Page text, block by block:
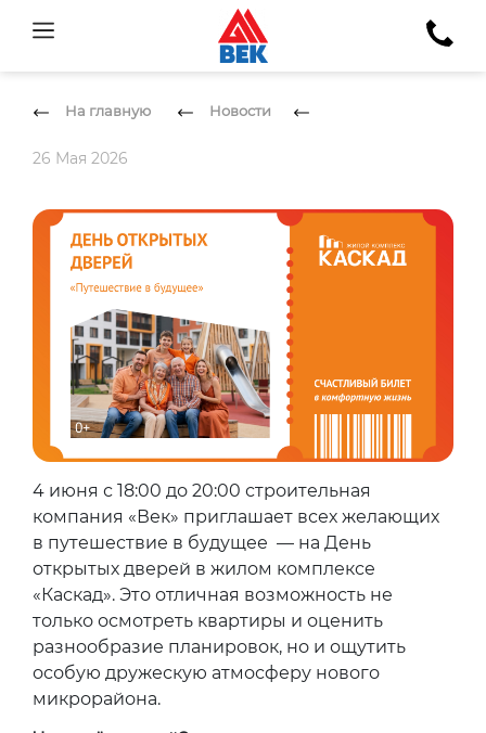
На главную Новости
26 Мая 2026
4 июня с 18:00 до 20:00 строительная
компания «Век» приглашает всех желающих
в путешествие в будущее — на День
открытых дверей в жилом комплексе
«Каскад». Это отличная возможность не
только осмотреть квартиры и оценить
разнообразие планировок, но и ощутить
особую дружескую атмосферу нового
микрорайона.